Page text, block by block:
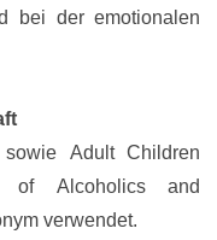
bei der emotionalen
Adult Children
of Alcoholics and
verwendet.